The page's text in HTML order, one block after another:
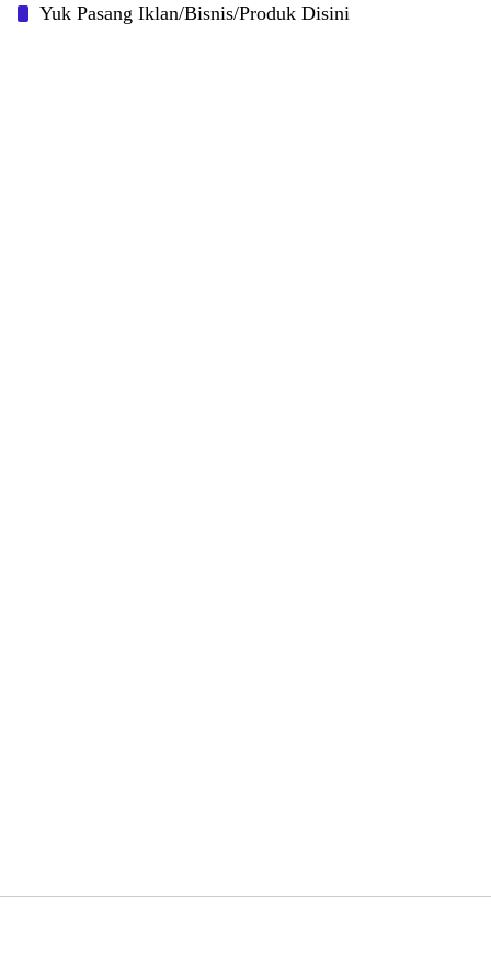
Yuk Pasang Iklan/Bisnis/Produk Disini